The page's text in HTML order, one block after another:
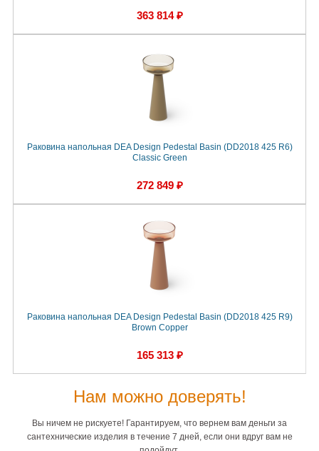
363 814 ₽
Раковина напольная DEA Design Pedestal Basin (DD2018 425 R6)
Classic Green
272 849 ₽
Раковина напольная DEA Design Pedestal Basin (DD2018 425 R9)
Brown Copper
165 313 ₽
Нам можно доверять!
Вы ничем не рискуете! Гарантируем, что вернем вам деньги за
сантехнические изделия в течение 7 дней, если они вдруг вам не